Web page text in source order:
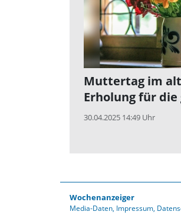
Muttertag im
Erholung für die
30.04.2025 14:49 Uhr
Wochenanzeiger
Media-Daten Impressum